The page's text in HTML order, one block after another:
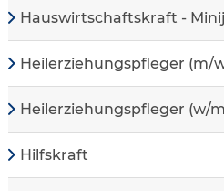
Hauswirtschaftskraft -
Heilerziehungspfleger (m/
Heilerziehungspfleger (w/
Hilfskraft